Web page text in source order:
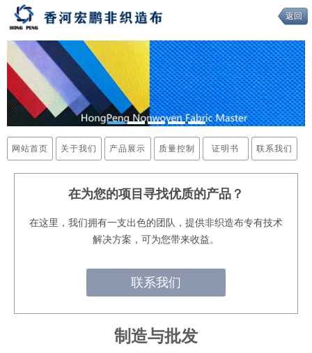
返回
网站首页 关于我们 产品展示 质量控制 证明书 联系我们
在为您的项目寻找优质的产品？
在这里，我们拥有一支出色的团队，提供非织造布专有技术
解决方案，可为您带来收益。
联系我们
制造与批发